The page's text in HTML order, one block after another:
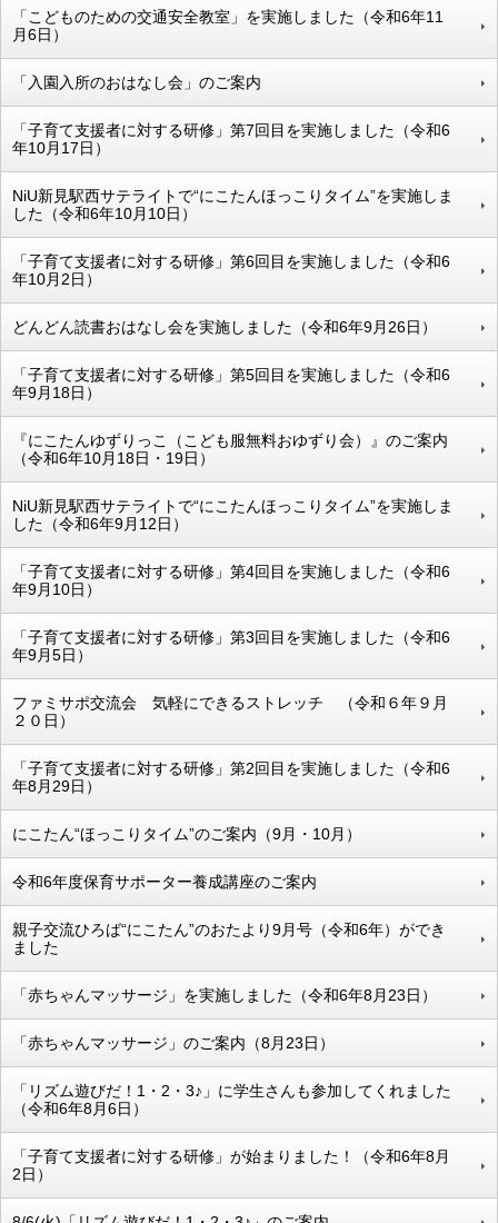
「こどものための交通安全教室」を実施しました（令和6年11
月6日）
「入園入所のおはなし会」のご案内
「子育て支援者に対する研修」第7回目を実施しました（令和6
年10月17日）
NiU新見駅西サテライトで“にこたんほっこりタイム”を実施しま
した（令和6年10月10日）
「子育て支援者に対する研修」第6回目を実施しました（令和6
年10月2日）
どんどん読書おはなし会を実施しました（令和6年9月26日）
「子育て支援者に対する研修」第5回目を実施しました（令和6
年9月18日）
『にこたんゆずりっこ（こども服無料おゆずり会）』のご案内
（令和6年10月18日・19日）
NiU新見駅西サテライトで“にこたんほっこりタイム”を実施しま
した（令和6年9月12日）
「子育て支援者に対する研修」第4回目を実施しました（令和6
年9月10日）
「子育て支援者に対する研修」第3回目を実施しました（令和6
年9月5日）
ファミサポ交流会 気軽にできるストレッチ （令和６年９月
２０日）
「子育て支援者に対する研修」第2回目を実施しました（令和6
年8月29日）
にこたん“ほっこりタイム”のご案内（9月・10月）
令和6年度保育サポーター養成講座のご案内
親子交流ひろば“にこたん”のおたより9月号（令和6年）ができ
ました
「赤ちゃんマッサージ」を実施しました（令和6年8月23日）
「赤ちゃんマッサージ」のご案内（8月23日）
「リズム遊びだ！1・2・3♪」に学生さんも参加してくれました
（令和6年8月6日）
「子育て支援者に対する研修」が始まりました！（令和6年8月
2日）